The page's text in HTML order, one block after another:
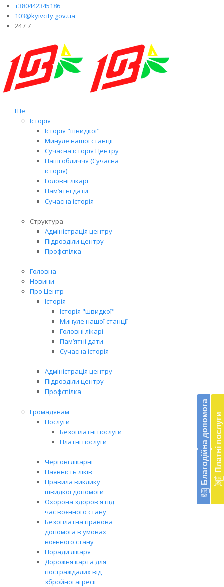
+380442345186
103@kyivcity.gov.ua
24 / 7
Ще
Історія
Історія "швидкої"
Минуле нашої станції
Сучасна історія Центру
Наші обличчя (Сучасна
історія)
Головні лікарі
Пам’ятні дати
Сучасна історія
Структура
Адміністрація центру
Підрозділи центру
Профспілка
Головна
Новини
Про Центр
Історія
Історія "швидкої"
Минуле нашої станції
Головні лікарі
Пам’ятні дати
Сучасна історія
Адміністрація центру
Підрозділи центру
Профспілка
Громадянам
Послуги
Безоплатні послуги
Платні послуги
Чергові лікарні
Наявність ліків
Правила виклику
швидкої допомоги
Охорона здоров'я під
час воєнного стану
Безоплатна правова
допомога в умовах
воєнного стану
Поради лікаря
Дорожня карта для
постраждалих від
збройної агресії
‹ Благодійна допомога ‹ Платні послуги